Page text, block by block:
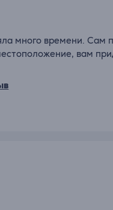
много времени. Сам
вам